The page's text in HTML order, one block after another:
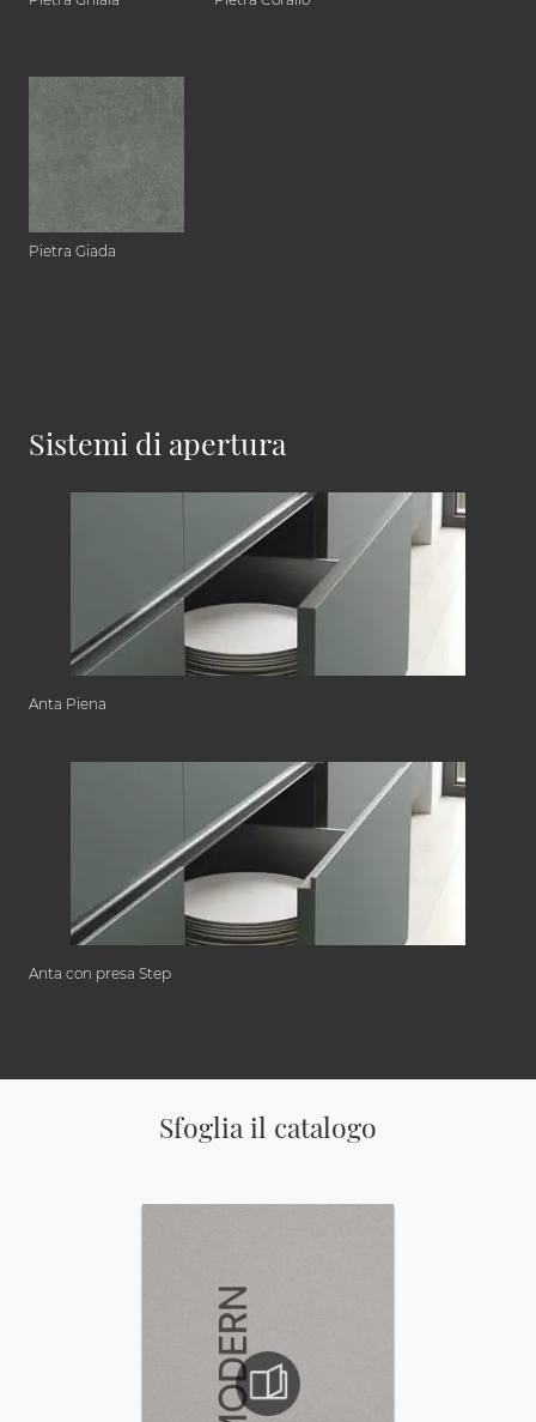
Pietra Giada
Sistemi di apertura
Anta Piena
Anta con presa Step
Sfoglia il catalogo